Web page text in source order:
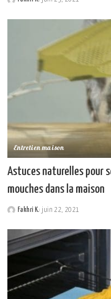
Posted
Entretien maison
Astuces naturelles pour
mouches dans la maison
Posted
by
Fakhri K. juin 22, 2021